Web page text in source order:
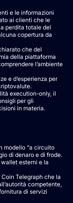
e le informazioni
ai clienti che le
perdita totale del
copertura da
che del
della piattaforma
l’ambiente
e d’esperienza per
execution-only, il
per gli
in materia.
modello “a circuito
di denaro e di frode.
esterni e la
Telegraph che la
competente,
di servizi